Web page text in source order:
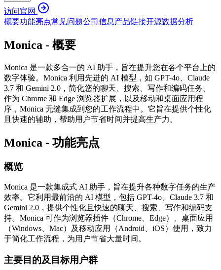
访问官网
概要功能亮点常见问题公司信息产品链接开源数据分析
Monica - 概要
Monica 是一款多合一的 AI 助手，旨在提升您在各个平台上的
数字体验。Monica 利用先进的 AI 模型，如 GPT-4o、Claude
3.7 和 Gemini 2.0，简化您的聊天、搜索、写作和编码任务。
作为 Chrome 和 Edge 浏览器扩展，以及移动和桌面应用程
序，Monica 无缝集成到您的工作流程中。它旨在提供个性化
且快速的辅助，帮助用户节省时间并提高生产力。
Monica - 功能亮点
概览
Monica 是一款集成式 AI 助手，旨在提升各种数字任务的生产
效率。它利用最前沿的 AI 模型，包括 GPT-4o、Claude 3.7 和
Gemini 2.0，提供个性化且快速的聊天、搜索、写作和编码支
持。Monica 可作为浏览器插件（Chrome、Edge）、桌面应用
（Windows、Mac）及移动应用（Android、iOS）使用，致力
于简化工作流程，为用户节省大量时间。
主要目的及目标用户群